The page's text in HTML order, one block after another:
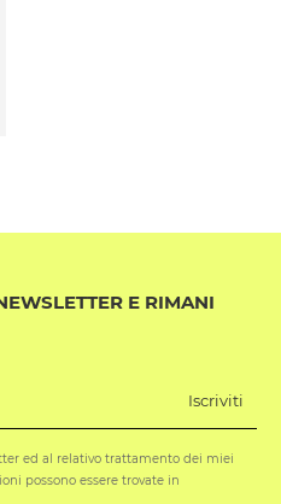
E RIMANI
Iscriviti
ed al relativo trattamento dei miei
possono essere trovate in